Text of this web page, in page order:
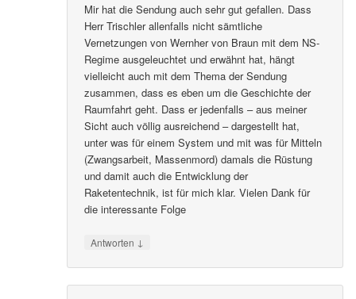
Mir hat die Sendung auch sehr gut gefallen. Dass
Herr Trischler allenfalls nicht sämtliche
Vernetzungen von Wernher von Braun mit dem NS-
Regime ausgeleuchtet und erwähnt hat, hängt
vielleicht auch mit dem Thema der Sendung
zusammen, dass es eben um die Geschichte der
Raumfahrt geht. Dass er jedenfalls – aus meiner
Sicht auch völlig ausreichend – dargestellt hat,
unter was für einem System und mit was für Mitteln
(Zwangsarbeit, Massenmord) damals die Rüstung
und damit auch die Entwicklung der
Raketentechnik, ist für mich klar. Vielen Dank für
die interessante Folge
Antworten ↓